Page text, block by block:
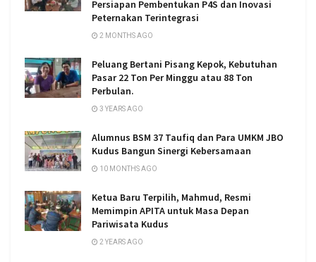
Persiapan Pembentukan P4S dan Inovasi
Peternakan Terintegrasi
2 MONTHS AGO
Peluang Bertani Pisang Kepok, Kebutuhan
Pasar 22 Ton Per Minggu atau 88 Ton
Perbulan.
3 YEARS AGO
Alumnus BSM 37 Taufiq dan Para UMKM JBO
Kudus Bangun Sinergi Kebersamaan
10 MONTHS AGO
Ketua Baru Terpilih, Mahmud, Resmi
Memimpin APITA untuk Masa Depan
Pariwisata Kudus
2 YEARS AGO